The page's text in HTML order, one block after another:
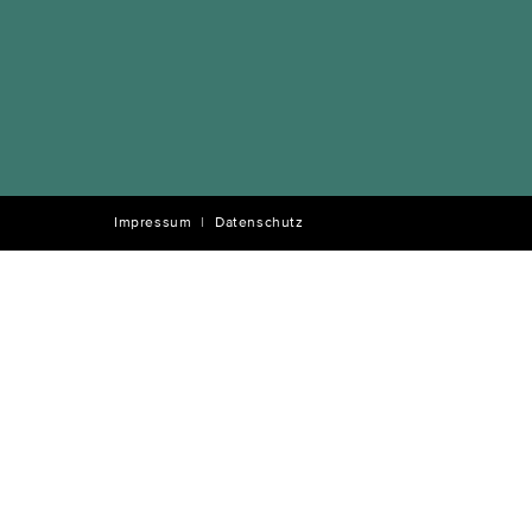
Impressum Datenschutz